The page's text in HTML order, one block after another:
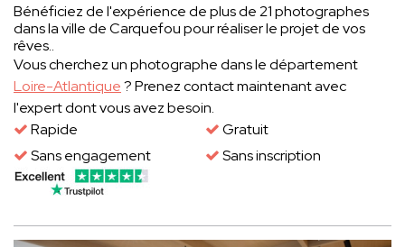
Bénéficiez de l'expérience de plus de 21 photographes
dans la ville de Carquefou pour réaliser le projet de vos
rêves..
Vous cherchez un photographe dans le département
Loire-Atlantique? Prenez contact maintenant avec
l'expert dont vous avez besoin.
Rapide
Gratuit
Sans engagement
Sans inscription